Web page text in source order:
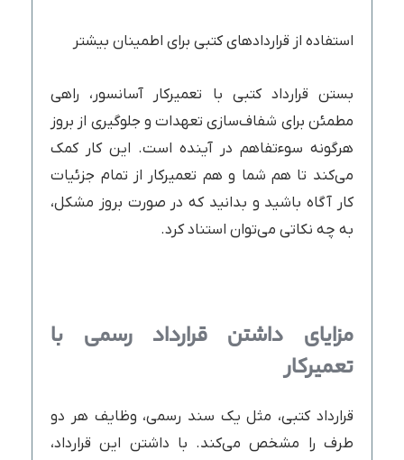
استفاده از قراردادهای کتبی برای اطمینان بیشتر
بستن قرارداد کتبی با تعمیرکار آسانسور، راهی
مطمئن برای شفاف‌سازی تعهدات و جلوگیری از بروز
هرگونه سوءتفاهم در آینده است. این کار کمک
می‌کند تا هم شما و هم تعمیرکار از تمام جزئیات
کار آگاه باشید و بدانید که در صورت بروز مشکل،
به چه نکاتی می‌توان استناد کرد.
مزایای داشتن قرارداد رسمی با
تعمیرکار
قرارداد کتبی، مثل یک سند رسمی، وظایف هر دو
طرف را مشخص می‌کند. با داشتن این قرارداد،